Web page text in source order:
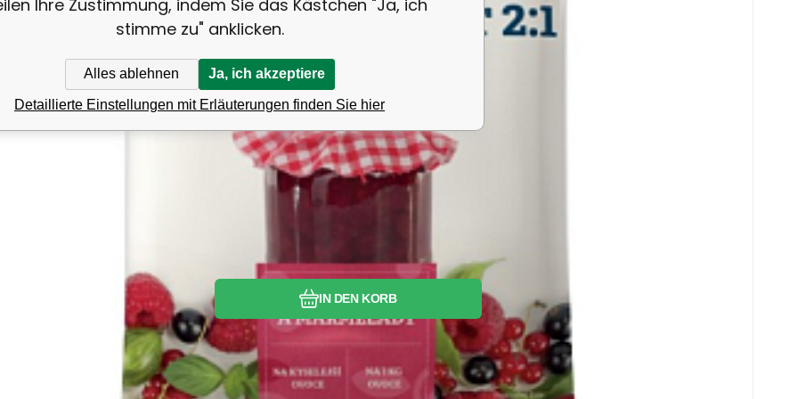
IN DEN KORB
Favorit
Vergleichen Sie
Ihre Zustimmung, indem Sie das Kästchen "Ja, ich
stimme zu" anklicken.
Alles ablehnen Ja, ich akzeptiere
Detaillierte Einstellungen mit Erläuterungen finden Sie hier